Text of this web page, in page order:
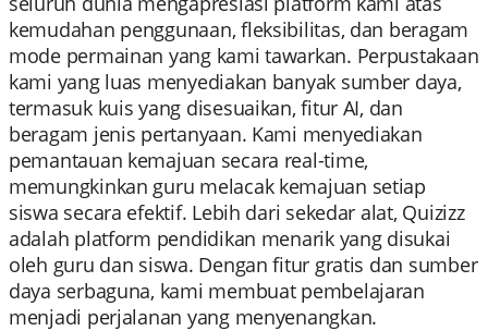
kemudahan penggunaan, fleksibilitas, dan beragam
mode permainan yang kami tawarkan. Perpustakaan
kami yang luas menyediakan banyak sumber daya,
termasuk kuis yang disesuaikan, fitur AI, dan
beragam jenis pertanyaan. Kami menyediakan
pemantauan kemajuan secara real-time,
memungkinkan guru melacak kemajuan setiap
siswa secara efektif. Lebih dari sekedar alat, Quizizz
adalah platform pendidikan menarik yang disukai
oleh guru dan siswa. Dengan fitur gratis dan sumber
daya serbaguna, kami membuat pembelajaran
menjadi perjalanan yang menyenangkan.